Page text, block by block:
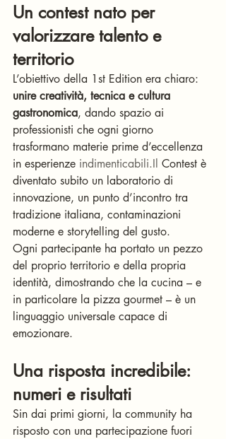
Un contest nato per
valorizzare talento e
territorio
L’obiettivo della 1st Edition era chiaro:
unire creatività, tecnica e cultura
gastronomica, dando spazio ai
professionisti che ogni giorno
trasformano materie prime d’eccellenza
in esperienze indimenticabili.Il Contest è
diventato subito un laboratorio di
innovazione, un punto d’incontro tra
tradizione italiana, contaminazioni
moderne e storytelling del gusto.
Ogni partecipante ha portato un pezzo
del proprio territorio e della propria
identità, dimostrando che la cucina – e
in particolare la pizza gourmet – è un
linguaggio universale capace di
emozionare.
Una risposta incredibile:
numeri e risultati
Sin dai primi giorni, la community ha
risposto con una partecipazione fuori